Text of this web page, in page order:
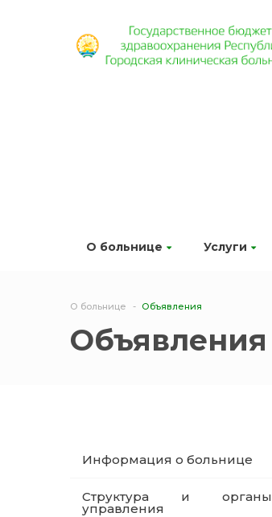
О больнице Услуги
О больнице Объявления
Объявления
Информация о больнице
Структура и органы
управления